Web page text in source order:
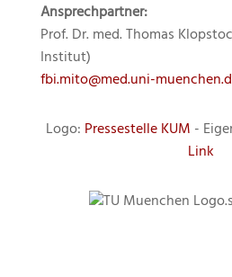
Ansprechpartner:
Prof. Dr. med. Thomas
Institut)
fbi.mito@med.uni-
Logo: Pressestelle KUM -
Link